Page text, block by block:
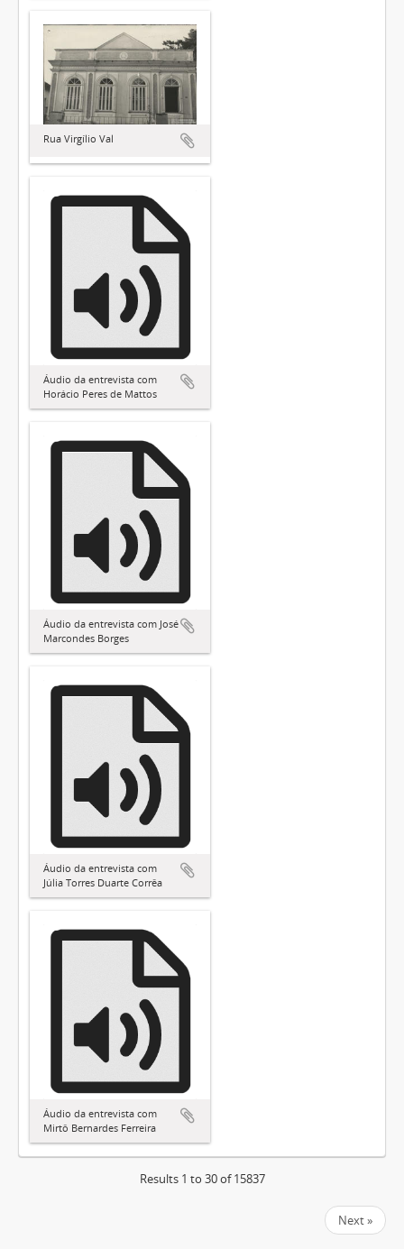
Rua Virgílio Val
Áudio da entrevista com
Horácio Peres de Mattos
Áudio da entrevista com José
Marcondes Borges
Áudio da entrevista com
Júlia Torres Duarte Corrêa
Áudio da entrevista com
Mirtô Bernardes Ferreira
Results 1 to 30 of 15837
Next »